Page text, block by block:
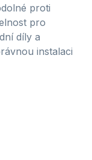
proti
pro
díly a
instalaci